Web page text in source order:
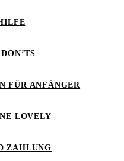
FÜR ANFÄNGER
LOVELY
ZAHLUNG